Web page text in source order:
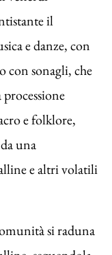
il
e danze, con
con sonagli, che
e folklore,
una
e altri volatili
si raduna